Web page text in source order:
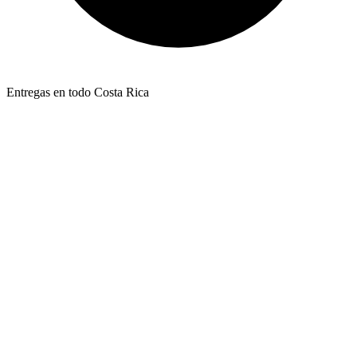
Entregas en todo Costa Rica